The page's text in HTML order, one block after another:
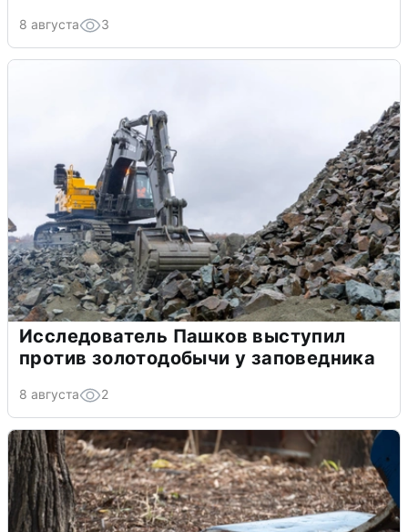
8 августа 3
Исследователь Пашков выступил
против золотодобычи у заповедника
8 августа 2